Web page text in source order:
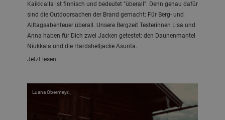
Kaikkialla ist finnisch und bedeutet "überall". Denn genau dafür
sind die Outdoorsachen der Brand gemacht: Für Berg- und
Alltagsabenteuer überall. Unsere Bergzeit Testerinnen Lisa und
Anna haben für Dich zwei Jacken getestet: den Daunenmantel
Niukkala und die Hardshelljacke Asunta.
Jetzt lesen
Luana Obermeyr